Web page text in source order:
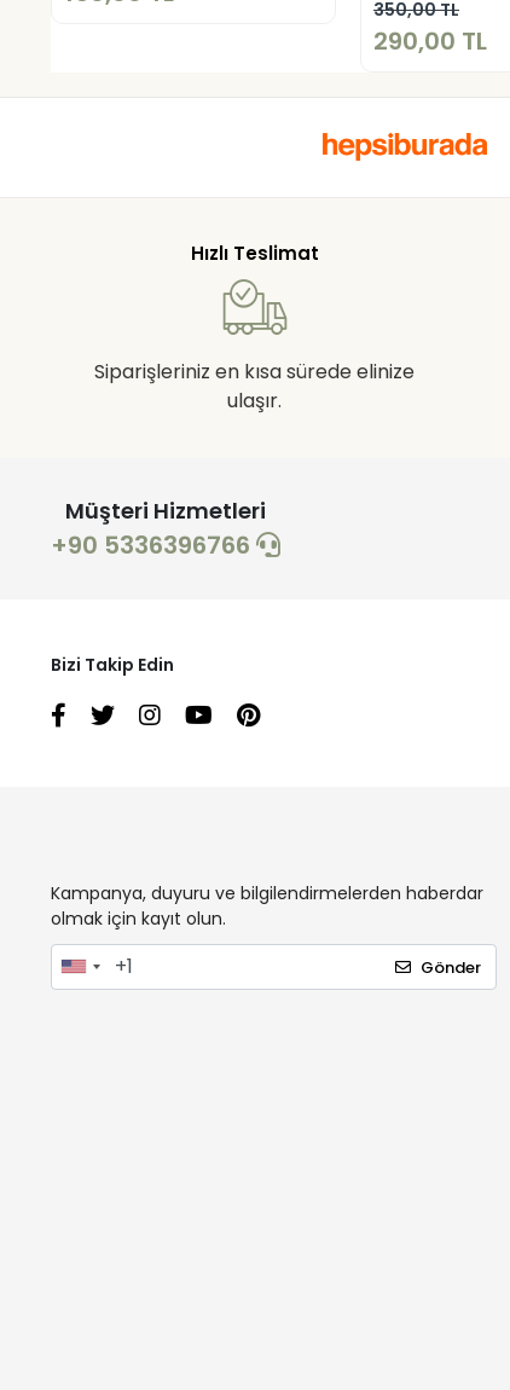
350,00 TL
290,00 TL
Hızlı Teslimat
Siparişleriniz en kısa sürede elinize
ulaşır.
Müşteri Hizmetleri
+90 5336396766
Bizi Takip Edin
Kampanya, duyuru ve bilgilendirmelerden haberdar
olmak için kayıt olun.
Gönder